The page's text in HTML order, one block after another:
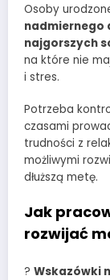
Osoby
nadmiernego
najgorszych
na które nie
i stres.
Potrzeba
czasami
trudności z
możliwymi
dłuższą metę.
Jak
rozwijać
? Wskazówki